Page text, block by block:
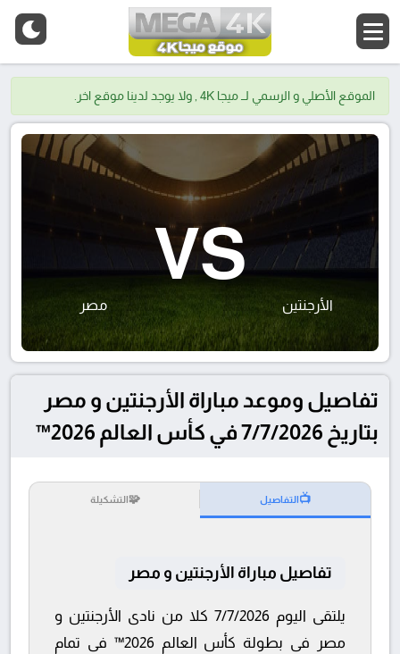
الموقع الأصلي و الرسمي لــ ميجا 4K , ولا يوجد لدينا موقع اخر.
الأرجنتين
VS
مصر
تفاصيل وموعد مباراة الأرجنتين و مصر
بتاريخ 7/7/2026 في كأس العالم 2026™
📺التفاصيل 🧩التشكيلة
تفاصيل مباراة الأرجنتين و مصر
يلتقى اليوم 7/7/2026 كلا من نادى الأرجنتين و
مصر فى بطولة كأس العالم 2026™ فى تمام